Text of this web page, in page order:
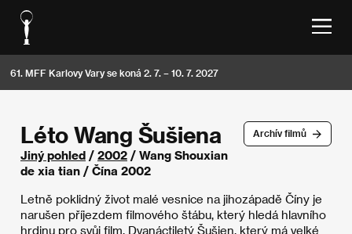
61. MFF Karlovy Vary se koná 2. 7. – 10. 7. 2027
Archív filmů
Léto Wang Šušiena
Jiný pohled / 2002 / Wang Shouxian
de xia tian / Čína 2002
Letně poklidný život malé vesnice na jihozápadě Číny je
narušen příjezdem filmového štábu, který hledá hlavního
hrdinu pro svůj film. Dvanáctiletý Šušien, který má velké